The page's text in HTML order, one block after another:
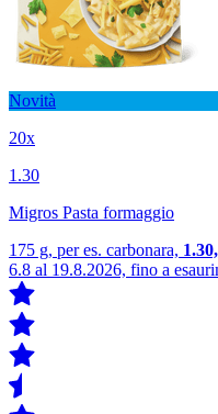
Novità
20x
1.30
Migros Pasta formaggio
175 g, per es. carbonara, 1.30,
6.8 al 19.8.2026, fino a